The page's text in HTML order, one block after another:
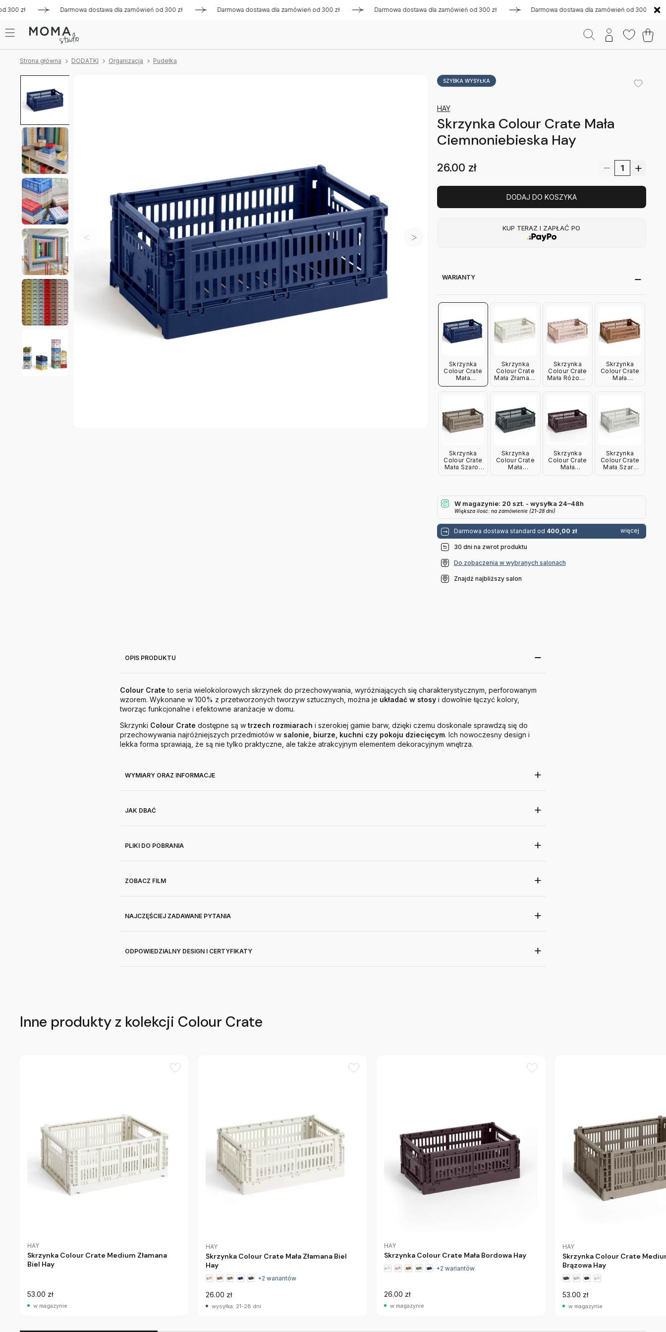
zł Darmowa dostawa dla zamówień od 300 zł Darmowa dostawa dla zamówień od 300 zł Darmowa dostawa dla zamówień od 300 zł Darmowa dostawa dla zamówień od 300 zł
Strona główna DODATKI Organizacja Pudełka
SZYBKA WYSYŁKA
HAY
Skrzynka Colour Crate Mała
Ciemnoniebieska Hay
26.00 zł
DODAJ DO KOSZYKA
KUP TERAZ I ZAPŁAĆ PO
WARIANTY
Skrzynka
Colour Crate
Mała
Ciemnoniebieska
Skrzynka
Colour Crate
Mała Złamana
Skrzynka
Colour Crate
Mała Różowa
Skrzynka
Colour Crate
Mała
Skrzynka
Colour Crate
Mała Szaro-
Skrzynka
Colour Crate
Mała
Skrzynka
Colour Crate
Mała
Skrzynka
Colour Crate
Mała Szara
W magazynie: 20 szt. - wysyłka 24–48h
Większa ilość: na zamówienie (21-28 dni)
Darmowa dostawa standard od 400,00 zł więcej
30 dni na zwrot produktu
Do zobaczenia w wybranych salonach
Znajdź najbliższy salon
OPIS PRODUKTU
Colour Crate to seria wielokolorowych skrzynek do przechowywania, wyróżniających się charakterystycznym, perforowanym
wzorem. Wykonane w 100% z przetworzonych tworzyw sztucznych, można je układać w stosy i dowolnie łączyć kolory,
tworząc funkcjonalne i efektowne aranżacje w domu.
Skrzynki Colour Crate dostępne są w trzech rozmiarach i szerokiej gamie barw, dzięki czemu doskonale sprawdzą się do
przechowywania najróżniejszych przedmiotów w salonie, biurze, kuchni czy pokoju dziecięcym. Ich nowoczesny design i
lekka forma sprawiają, że są nie tylko praktyczne, ale także atrakcyjnym elementem dekoracyjnym wnętrza.
WYMIARY ORAZ INFORMACJE
JAK DBAĆ
PLIKI DO POBRANIA
ZOBACZ FILM
NAJCZĘŚCIEJ ZADAWANE PYTANIA
ODPOWIEDZIALNY DESIGN I CERTYFIKATY
Inne produkty z kolekcji Colour Crate
HAY
Skrzynka Colour Crate Medium Złamana
Biel Hay
53.00 zł
w magazynie
HAY
Skrzynka Colour Crate Mała Złamana Biel
Hay
+2 wariantów
26.00 zł
wysyłka: 21-28 dni
HAY
Skrzynka Colour Crate Mała Bordowa Hay
+2 wariantów
26.00 zł
w magazynie
HAY
Skrzynka Colour Crate
Brązowa Hay
53.00 zł
w magazynie